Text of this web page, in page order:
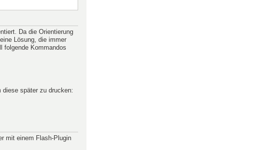
Da die Orientierung
Lösung, die immer
folgende Kommandos
diese später zu drucken:
mit einem Flash-Plugin